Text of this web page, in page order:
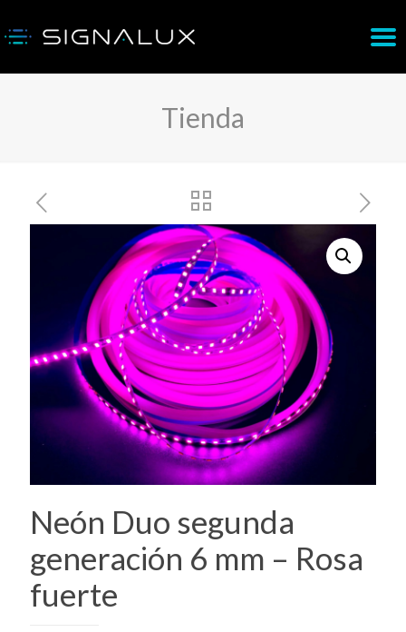
Tienda
Neón Duo segunda
generación 6 mm – Rosa
fuerte